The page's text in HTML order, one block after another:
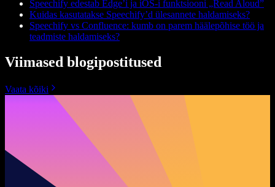
Speechify edestab Edge’i ja iOS-i funktsiooni „Read Aloud”
Kuidas kasutatakse Speechify’d ülesannete haldamiseks?
Speechify vs Confluence: kumb on parem häälepõhise töö ja
teadmiste haldamiseks?
Viimased blogipostitused
Vaata kõiki